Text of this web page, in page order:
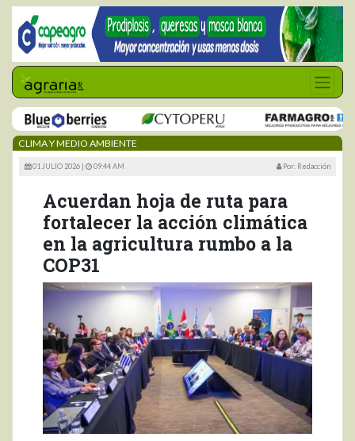
CLIMA Y MEDIO AMBIENTE
01 JULIO 2026 | 09:44 AM Por: Redacción
Acuerdan hoja de ruta para
fortalecer la acción climática
en la agricultura rumbo a la
COP31